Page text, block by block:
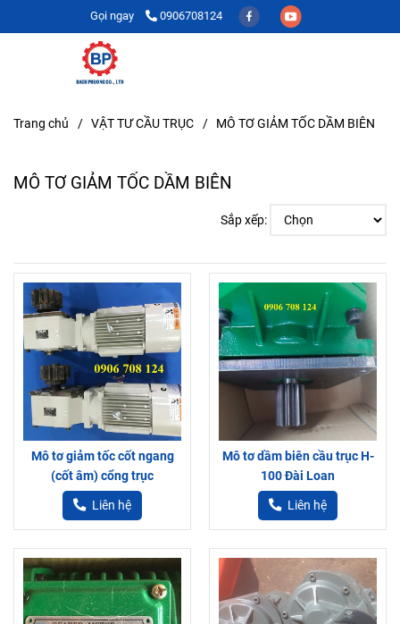
Gọi ngay 0906708124
Trang chủ / VẬT TƯ CẦU TRỤC / MÔ TƠ GIẢM TỐC DẦM BIÊN
MÔ TƠ GIẢM TỐC DẦM BIÊN
Sắp xếp:
Mô tơ giảm tốc cốt ngang
(cốt âm) cổng trục
Liên hệ
Mô tơ dầm biên cầu trục H-
100 Đài Loan
Liên hệ